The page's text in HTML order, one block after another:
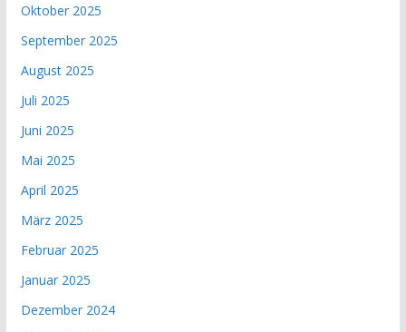
Oktober 2025
September 2025
August 2025
Juli 2025
Juni 2025
Mai 2025
April 2025
März 2025
Februar 2025
Januar 2025
Dezember 2024